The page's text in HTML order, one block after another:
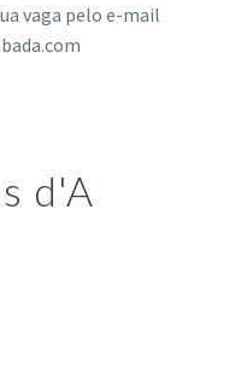
vaga pelo e-mail
d'A